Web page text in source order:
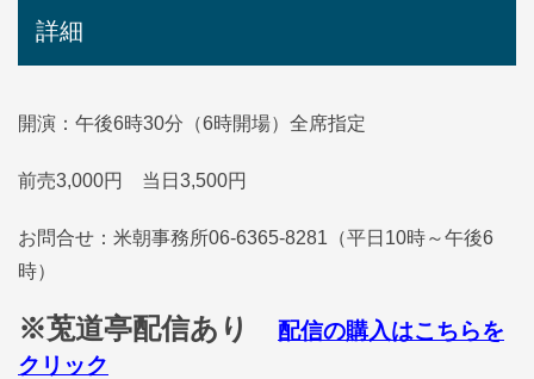
詳細
開演：午後6時30分（6時開場）全席指定
前売3,000円 当日3,500円
お問合せ：米朝事務所06-6365-8281（平日10時～午後6
時）
※莵道亭配信あり
配信の購入はこちらを
クリック